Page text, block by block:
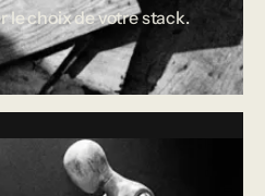
le choix de votre stack.